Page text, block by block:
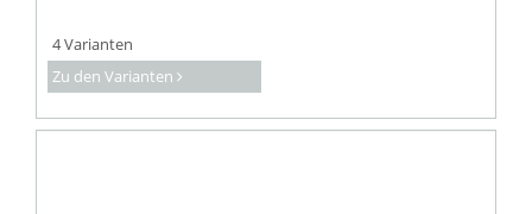
4 Varianten
Zu den Varianten